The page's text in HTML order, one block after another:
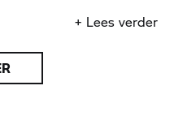
+ Lees verder